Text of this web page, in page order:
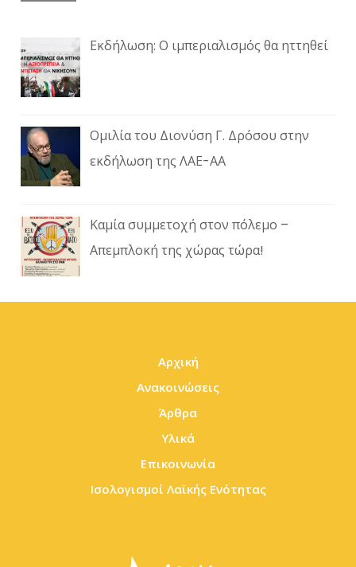
Εκδήλωση: Ο ιμπεριαλισμός θα ηττηθεί
Ομιλία του Διονύση Γ. Δρόσου στην
εκδήλωση της ΛΑΕ-ΑΑ
Καμία συμμετοχή στον πόλεμο –
Απεμπλοκή της χώρας τώρα!
Αρχική
Ανακοινώσεις
Άρθρα
Υλικά
Επικοινωνία
Ισολογισμοί Λαϊκής Ενότητας